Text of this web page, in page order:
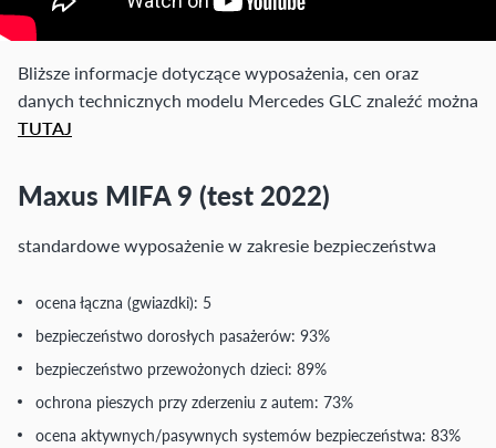
Bliższe informacje dotyczące wyposażenia, cen oraz
danych technicznych modelu Mercedes GLC znaleźć można
TUTAJ
Maxus MIFA 9 (test 2022)
standardowe wyposażenie w zakresie bezpieczeństwa
ocena łączna (gwiazdki): 5
bezpieczeństwo dorosłych pasażerów: 93%
bezpieczeństwo przewożonych dzieci: 89%
ochrona pieszych przy zderzeniu z autem: 73%
ocena aktywnych/pasywnych systemów bezpieczeństwa: 83%